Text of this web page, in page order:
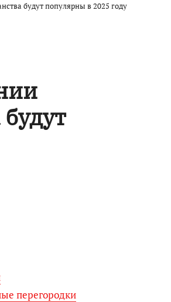
будут популярны в 2025 году
перегородки